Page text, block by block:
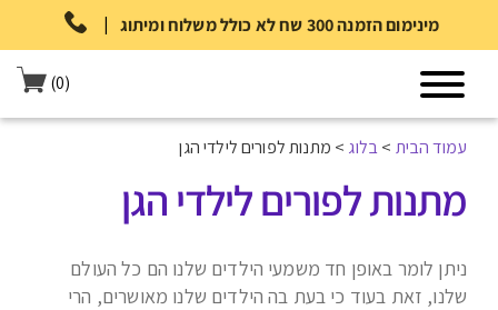
| מינימום הזמנה 300 שח לא כולל משלוח ומיתוג
(0)
עמוד הבית >בלוג > מתנות לפורים לילדי הגן
מתנות לפורים לילדי הגן
ניתן לומר באופן חד משמעי הילדים שלנו הם כל העולם
שלנו, זאת בעוד כי בעת בה הילדים שלנו מאושרים, הרי